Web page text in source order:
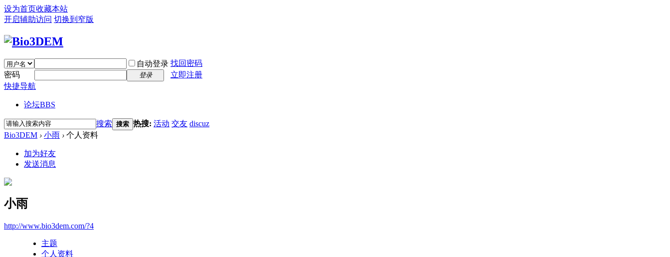
设为首页收藏本站
开启辅助访问 切换到窄版
自动登录 找回密码
密码
登录
立即注册
快捷导航
论坛BBS
搜索 搜索 热搜: 活动 交友 discuz
Bio3DEM › 小雨 › 个人资料
加为好友
发送消息
小雨
http://www.bio3dem.com/?4
主题
个人资料